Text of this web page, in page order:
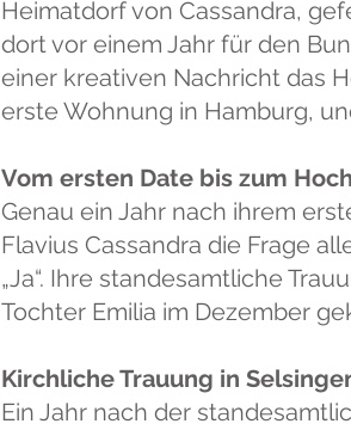
Heimatdorf von Cassandra,
dort vor einem Jahr für den
einer kreativen Nachricht das
erste Wohnung in Hamburg,
Vom ersten Date bis zum
Genau ein Jahr nach ihrem
Flavius Cassandra die Frage
„Ja“. Ihre standesamtliche
Tochter Emilia im Dezember
Kirchliche Trauung in
Ein Jahr nach der